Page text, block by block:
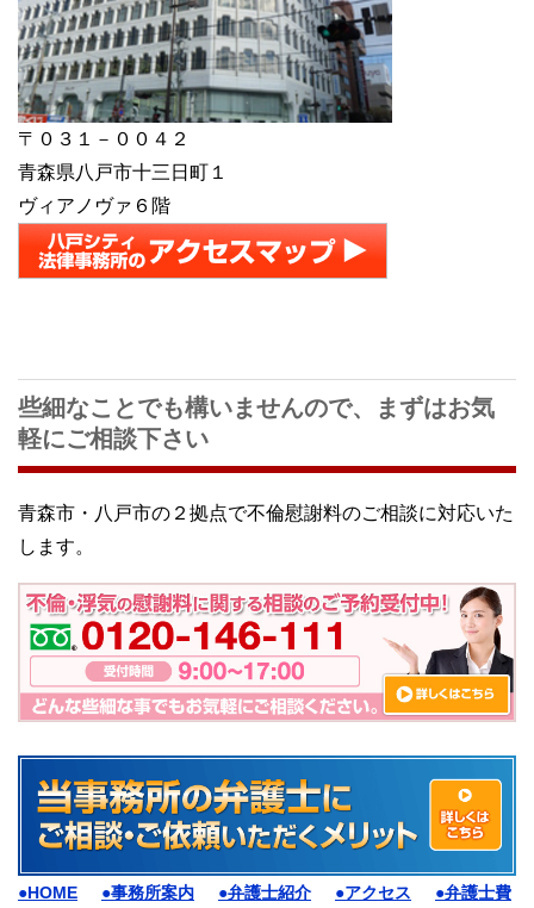
〒０３１－００４２
青森県八戸市十三日町１
ヴィアノヴァ６階
些細なことでも構いませんので、まずはお気
軽にご相談下さい
青森市・八戸市の２拠点で不倫慰謝料のご相談に対応いた
します。
●HOME ●事務所案内 ●弁護士紹介 ●アクセス
●弁護士費